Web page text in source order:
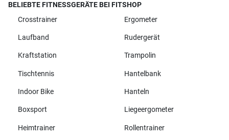
BELIEBTE FITNESSGERÄTE BEI FITSHOP
Crosstrainer
Ergometer
Laufband Rudergerät
Kraftstation Trampolin
Tischtennis Hantelbank
Indoor Bike Hanteln
Boxsport Liegeergometer
Heimtrainer Rollentrainer